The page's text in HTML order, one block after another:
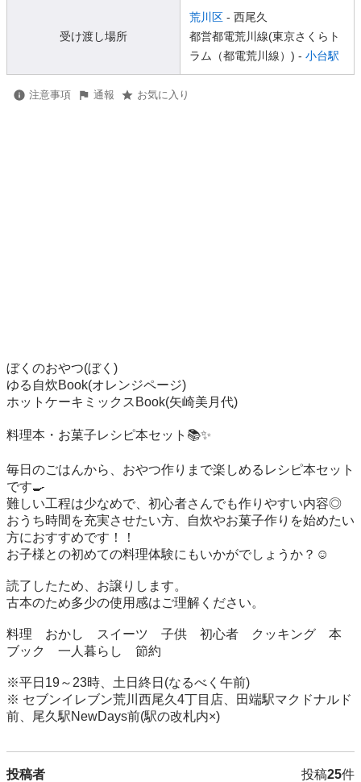
受け渡し場所
荒川区 - 西尾久
都営都電荒川線(東京さくらト
ラム（都電荒川線）) - 小台駅
注意事項 通報 お気に入り
ぼくのおやつ(ぼく)
ゆる自炊Book(オレンジページ)
ホットケーキミックスBook(矢崎美月代)
料理本・お菓子レシピ本セット📚✨
毎日のごはんから、おやつ作りまで楽しめるレシピ本セット
です🍳
難しい工程は少なめで、初心者さんでも作りやすい内容◎
おうち時間を充実させたい方、自炊やお菓子作りを始めたい
方におすすめです！！
お子様との初めての料理体験にもいかがでしょうか？☺️
読了したため、お譲りします。
古本のため多少の使用感はご理解ください。
料理　おかし　スイーツ　子供　初心者　クッキング　本
ブック　一人暮らし　節約
※平日19～23時、土日終日(なるべく午前)
※ セブンイレブン荒川西尾久4丁目店、田端駅マクドナルド
前、尾久駅NewDays前(駅の改札内×)
投稿者 投稿25件